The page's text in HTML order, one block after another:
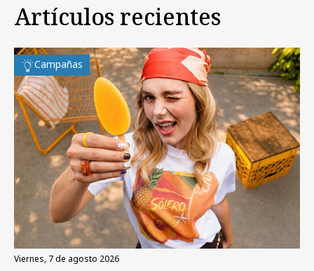
Artículos recientes
Campañas
viernes, 7 de agosto 2026